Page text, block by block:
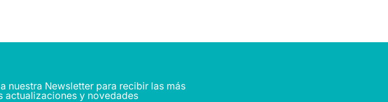
nuestra Newsletter para recibir las más
actualizaciones y novedades